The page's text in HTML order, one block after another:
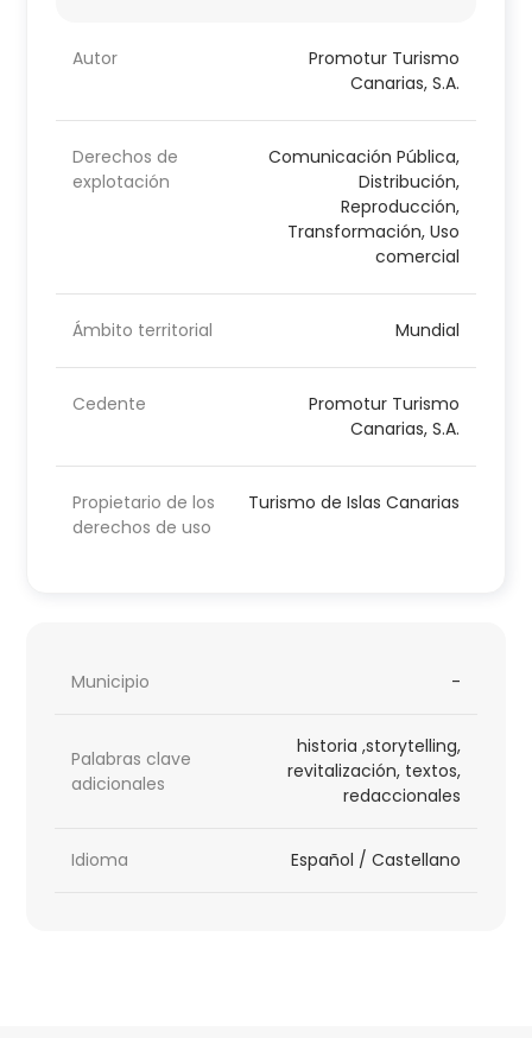
Autor
Promotur Turismo
Canarias, S.A.
Derechos de
explotación
Comunicación Pública,
Distribución,
Reproducción,
Transformación, Uso
comercial
Ámbito territorial Mundial
Cedente
Promotur Turismo
Canarias, S.A.
Propietario de los
derechos de uso
Turismo de Islas Canarias
Municipio -
Palabras clave
adicionales
historia ,storytelling,
revitalización, textos,
redaccionales
Idioma Español / Castellano